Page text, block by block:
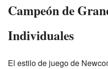
Campeón de
Individuales
El estilo de juego de